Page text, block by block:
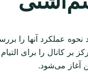
نحوه عملکرد آنها
کانال را برای
آغاز می‌شود.